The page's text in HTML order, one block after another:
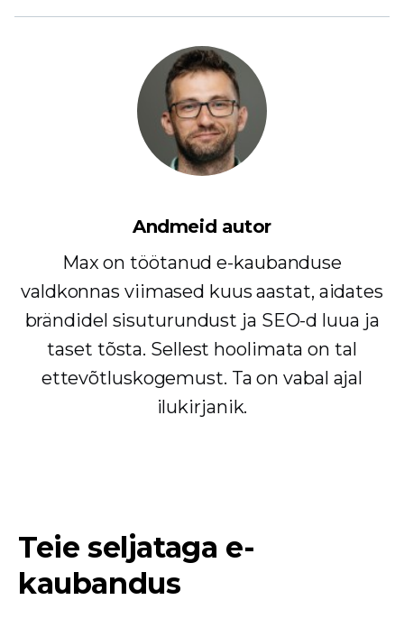
Andmeid autor
Max on töötanud e-kaubanduse
valdkonnas viimased kuus aastat, aidates
brändidel sisuturundust ja SEO-d luua ja
taset tõsta. Sellest hoolimata on tal
ettevõtluskogemust. Ta on vabal ajal
ilukirjanik.
Teie seljataga e-
kaubandus